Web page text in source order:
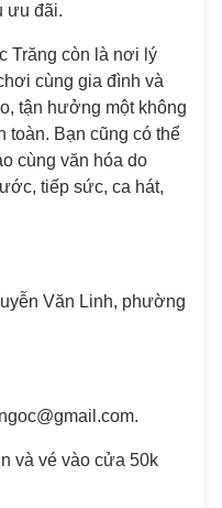
ưu đãi.
Trăng còn là nơi lý
cùng gia đình và
tận hưởng một không
toàn. Bạn cũng có thể
cùng văn hóa do
tiếp sức, ca hát,
Văn Linh, phường
và vé vào cửa 50k